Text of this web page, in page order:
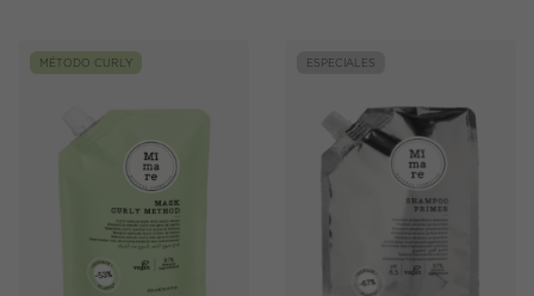
MÉTODO CURLY ESPECIALES